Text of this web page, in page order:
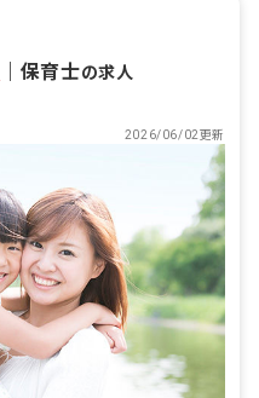
保育士の求人
2026/06/02更新